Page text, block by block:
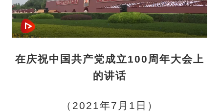
在庆祝中国共产党成立100周年大会上
的讲话
（2021年7月1日）